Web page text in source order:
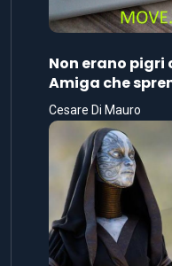
Non erano
Amiga che
Cesare Di Mauro